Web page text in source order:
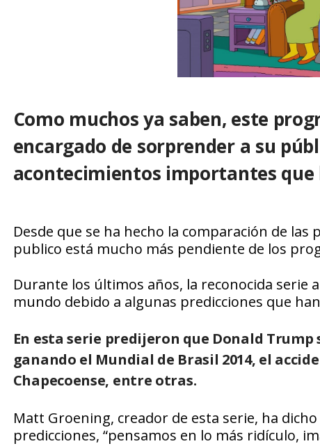
Como muchos ya saben, este
encargado de sorprender a su
acontecimientos importantes
Desde que se ha hecho la comparación de
publico está mucho más pendiente de los
Durante los últimos años, la reconocida serie
mundo debido a algunas predicciones que
En esta serie predijeron que Donald
ganando el Mundial de Brasil 2014, el
Chapecoense, entre otras.
Matt Groening, creador de esta serie, ha
predicciones, “pensamos en lo más ridículo,